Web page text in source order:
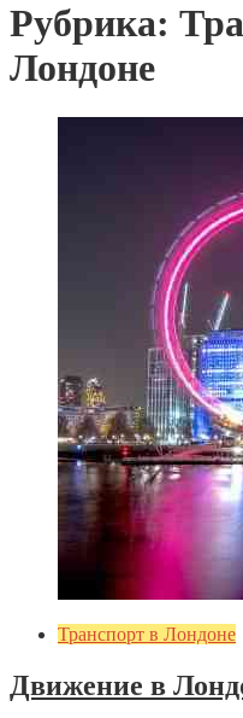
Рубрика:
Лондоне
Транспорт в Лондоне
Движение в